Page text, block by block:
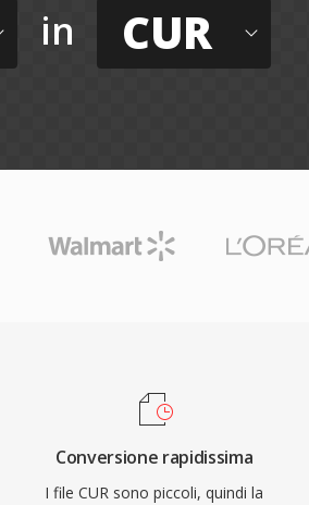
in CUR
Conversione rapidissima
I file CUR sono piccoli, quindi la